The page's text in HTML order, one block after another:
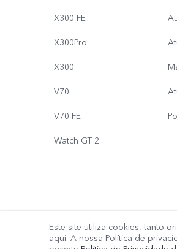
X300 FE
X300Pro
X300
V70
V70 FE
Watch GT 2
© 2026 vivo Mobile
Este site utiliza cookies, tanto
aqui. A nossa Política de